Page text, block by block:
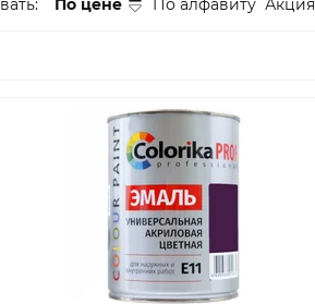
По цене По алфавиту Акция